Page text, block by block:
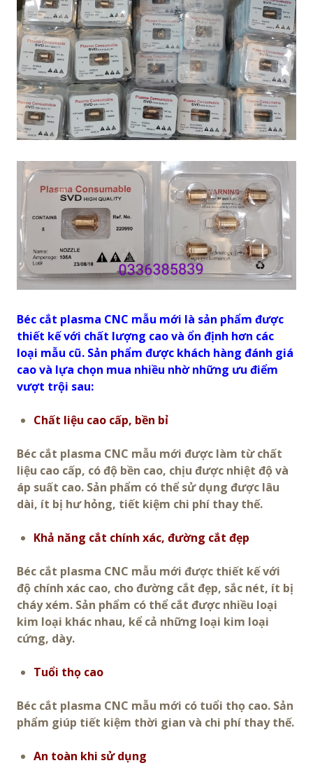
Béc cắt plasma CNC mẫu mới là sản phẩm được
thiết kế với chất lượng cao và ổn định hơn các
loại mẫu cũ. Sản phẩm được khách hàng đánh giá
cao và lựa chọn mua nhiều nhờ những ưu điểm
vượt trội sau:
Chất liệu cao cấp, bền bỉ
Béc cắt plasma CNC mẫu mới được làm từ chất
liệu cao cấp, có độ bền cao, chịu được nhiệt độ và
áp suất cao. Sản phẩm có thể sử dụng được lâu
dài, ít bị hư hỏng, tiết kiệm chi phí thay thế.
Khả năng cắt chính xác, đường cắt đẹp
Béc cắt plasma CNC mẫu mới được thiết kế với
độ chính xác cao, cho đường cắt đẹp, sắc nét, ít bị
cháy xém. Sản phẩm có thể cắt được nhiều loại
kim loại khác nhau, kể cả những loại kim loại
cứng, dày.
Tuổi thọ cao
Béc cắt plasma CNC mẫu mới có tuổi thọ cao. Sản
phẩm giúp tiết kiệm thời gian và chi phí thay thế.
An toàn khi sử dụng